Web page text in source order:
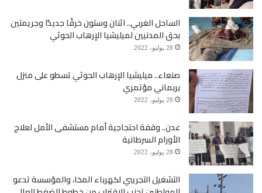
الساحل الغربي.. اثنان وستون خرقًا جديدًا وجريمتين
بحق المدنيين لميليشيا الإرهاب الحوثي
28 يوليو، 2022
صنعاء.. ميليشيا الإرهاب الحوثي تسطو على منزل
بربماني مؤتمري
28 يوليو، 2022
عدن.. وقفة احتجاجية أمام مستشفى الأمل لعلاج
الأورام السرطانية
28 يوليو، 2022
التشغيل التجريبي لكهرباء المخا، والمؤسسة تدعو